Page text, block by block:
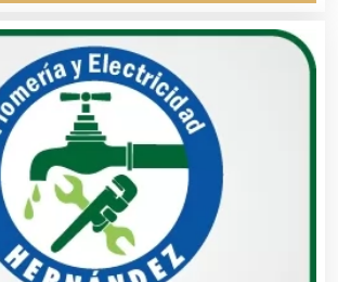
Clínicos
de Aguas
de Eventos